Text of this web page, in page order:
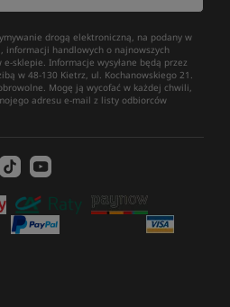
drogą elektroniczną, na podany w
informacji handlowych o najnowszych
sklepie. Informacje wysyłane będą przez
w 48-130 Kietrz, ul. Kochanowskiego 21.
Mogę ją wycofać w każdej chwili,
adresu e-mail z listy odbiorców